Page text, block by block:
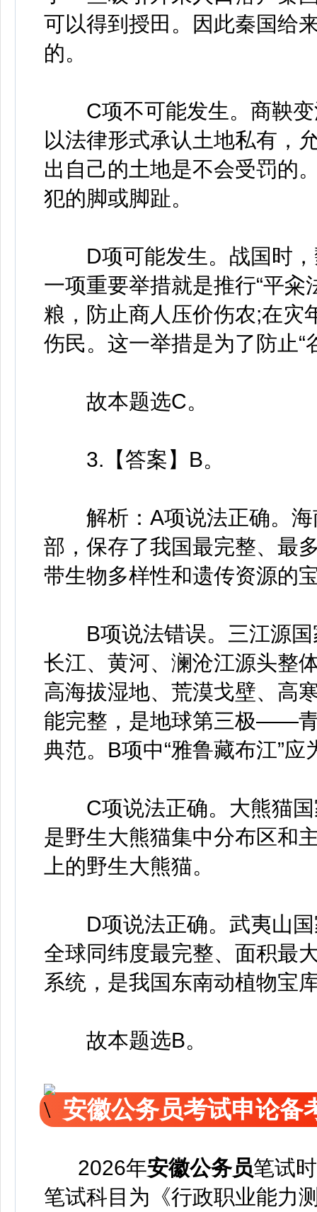
可以得到授田。因此秦国给
的。
C项不可能发生。商鞅变
以法律形式承认土地私有，
出自己的土地是不会受罚的
犯的脚或脚趾。
D项可能发生。战国时，
一项重要举措就是推行“平
粮，防止商人压价伤农;在灾
伤民。这一举措是为了防止“
故本题选C。
3.【答案】B。
解析：A项说法正确。海
部，保存了我国最完整、最
带生物多样性和遗传资源的
B项说法错误。三江源国
长江、黄河、澜沧江源头整
高海拔湿地、荒漠戈壁、高
能完整，是地球第三极——
典范。B项中“雅鲁藏布江”应
C项说法正确。大熊猫国
是野生大熊猫集中分布区和
上的野生大熊猫。
D项说法正确。武夷山国
全球同纬度最完整、面积最
系统，是我国东南动植物宝
故本题选B。
安徽公务员考试申论备
2026年安徽公务员笔试
笔试科目为《行政职业能力